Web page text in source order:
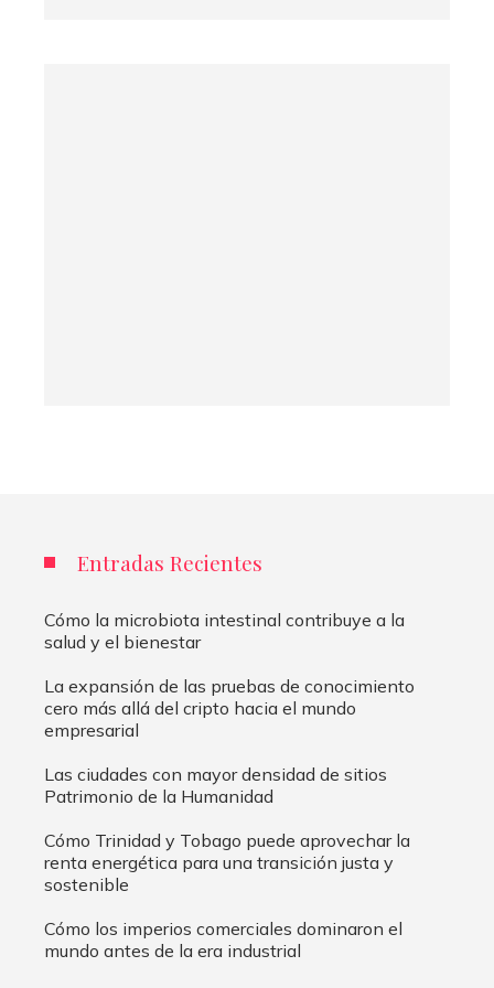
Entradas Recientes
Cómo la microbiota intestinal contribuye a la
salud y el bienestar
La expansión de las pruebas de conocimiento
cero más allá del cripto hacia el mundo
empresarial
Las ciudades con mayor densidad de sitios
Patrimonio de la Humanidad
Cómo Trinidad y Tobago puede aprovechar la
renta energética para una transición justa y
sostenible
Cómo los imperios comerciales dominaron el
mundo antes de la era industrial